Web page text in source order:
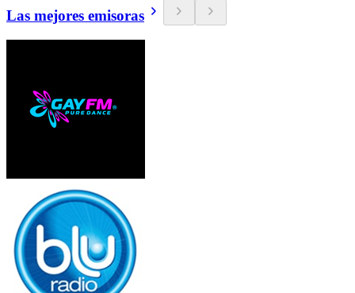
Las mejores emisoras